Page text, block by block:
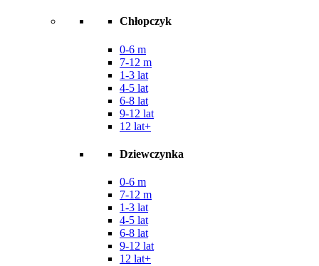
Chłopczyk
0-6 m
7-12 m
1-3 lat
4-5 lat
6-8 lat
9-12 lat
12 lat+
Dziewczynka
0-6 m
7-12 m
1-3 lat
4-5 lat
6-8 lat
9-12 lat
12 lat+